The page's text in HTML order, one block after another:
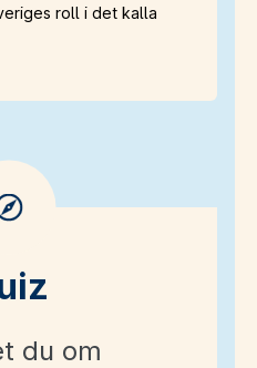
roll i det kalla
du om